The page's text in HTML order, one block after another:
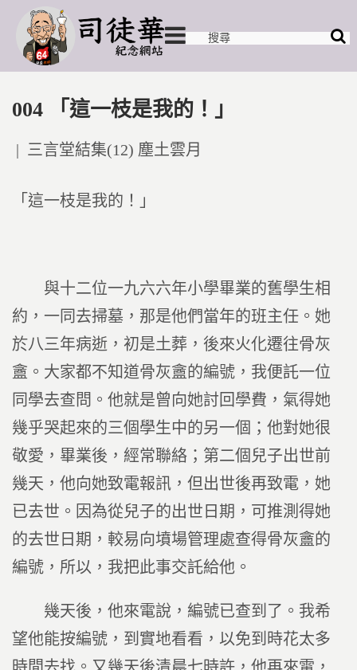
004 「這一枝是我的！」
Posted
三言堂結集(12) 塵土雲月
「這一枝是我的！」
與十二位一九六六年小學畢業的舊學生相
約，一同去掃墓，那是他們當年的班主任。她
於八三年病逝，初是土葬，後來火化遷往骨灰
盦。大家都不知道骨灰盦的編號，我便託一位
同學去查問。他就是曾向她討回學費，氣得她
幾乎哭起來的三個學生中的另一個；他對她很
敬愛，畢業後，經常聯絡；第二個兒子出世前
幾天，他向她致電報訊，但出世後再致電，她
已去世。因為從兒子的出世日期，可推測得她
的去世日期，較易向墳場管理處查得骨灰盦的
編號，所以，我把此事交託給他。
幾天後，他來電說，編號已查到了。我希
望他能按編號，到實地看看，以免到時花太多